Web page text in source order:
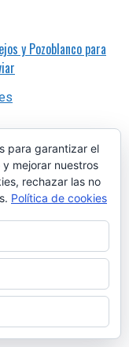
y Pozoblanco para
días festivos por
Huella, otorgado
Públicos
para garantizar el
mejorar nuestros
rechazar las no
Política de cookies